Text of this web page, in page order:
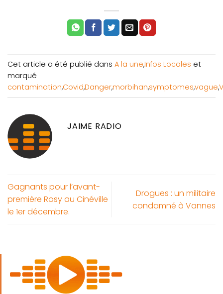
Cet article a été publié dans A la une,Infos Locales et
marqué
contamination,Covid,Danger,morbihan,symptomes,vague,
JAIME RADIO
Gagnants pour l’avant-
première Rosy au Cinéville
le 1er décembre.
Drogues : un militaire
condamné à Vannes